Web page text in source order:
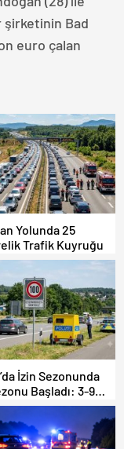
şirketinin Bad
euro çalan
Yolunda 25
Trafik Kuyruğu
İzin Sezonunda
Başladı: 3-9
Radar Hız